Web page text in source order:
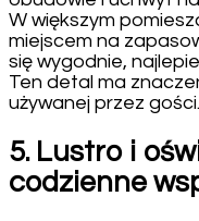
W większym
miejscem na
się wygodnie,
Ten detal ma
używanej przez gości.
5. Lustro i
codzienne